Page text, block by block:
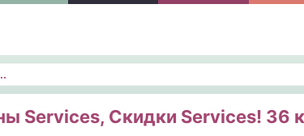
Services, Скидки Services! 36